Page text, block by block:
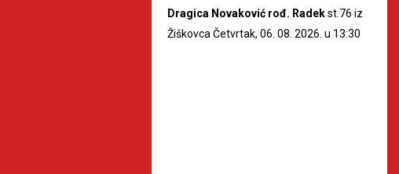
Dragica Novaković rođ. Radekst.76 iz
Žiškovca Četvrtak, 06. 08. 2026. u 13:30